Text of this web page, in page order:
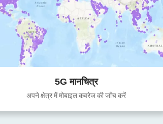
5G मानचित्र
अपने क्षेत्र में मोबाइल कवरेज की जाँच करें